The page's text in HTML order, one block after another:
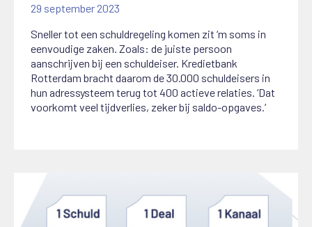
29 september 2023
Sneller tot een schuldregeling komen zit ‘m soms in
eenvoudige zaken. Zoals: de juiste persoon
aanschrijven bij een schuldeiser. Kredietbank
Rotterdam bracht daarom de 30.000 schuldeisers in
hun adressysteem terug tot 400 actieve relaties. ‘Dat
voorkomt veel tijdverlies, zeker bij saldo-opgaves.’